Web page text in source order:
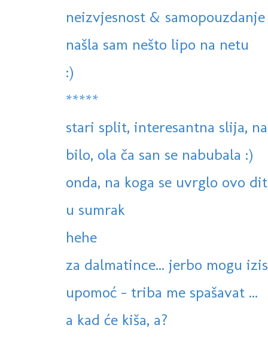
neizvjesnost & samopouzdanje
našla sam nešto lipo na netu
:)
*****
stari split, interesantna slija,
bilo, ola ča san se nabubala :)
onda, na koga se uvrglo ovo
u sumrak
hehe
za dalmatince... jerbo mogu
upomoć - triba me spašavat ...
a kad će kiša, a?